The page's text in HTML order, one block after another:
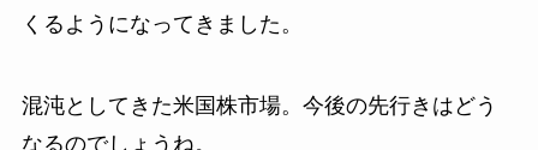
くるようになってきました。
混沌としてきた米国株市場。今後の先行きはどう
なるのでしょうね。